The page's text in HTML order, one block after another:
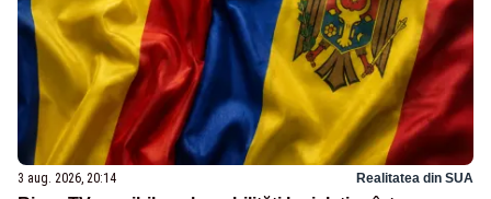
3 aug. 2026, 20:14 Realitatea din SUA